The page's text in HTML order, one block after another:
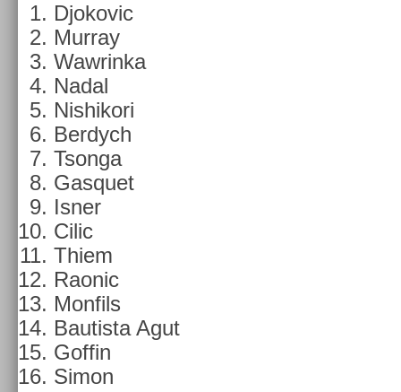
Djokovic
Mur­ray
Waw­rinka
Nadal
Nis­hikori
Be­rdych
Tson­ga
Gas­quet
Isner
Cilic
Thiem
Raonic
Mon­fils
Bautis­ta Agut
Gof­fin
Simon